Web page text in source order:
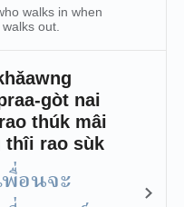
walks in when
out.
gòt nai
thúk mâi
thîi rao sùk
พื่อนจะ